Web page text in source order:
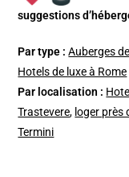
suggestions
Par type :Auberges
Hotels de luxe à Rome
Par localisation :
Trastevere, loger près
Termini